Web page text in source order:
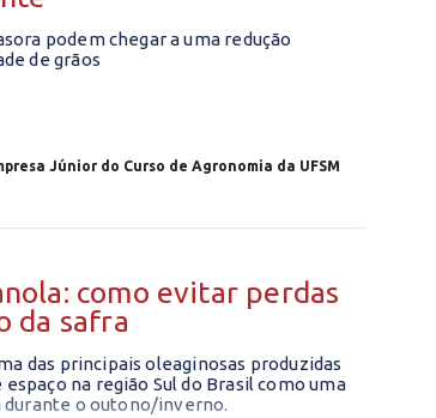
podem chegar a uma redução
de grãos
Júnior do Curso de Agronomia da UFSM
como evitar perdas
da safra
das principais oleaginosas produzidas
na região Sul do Brasil como uma
o outono/inverno.